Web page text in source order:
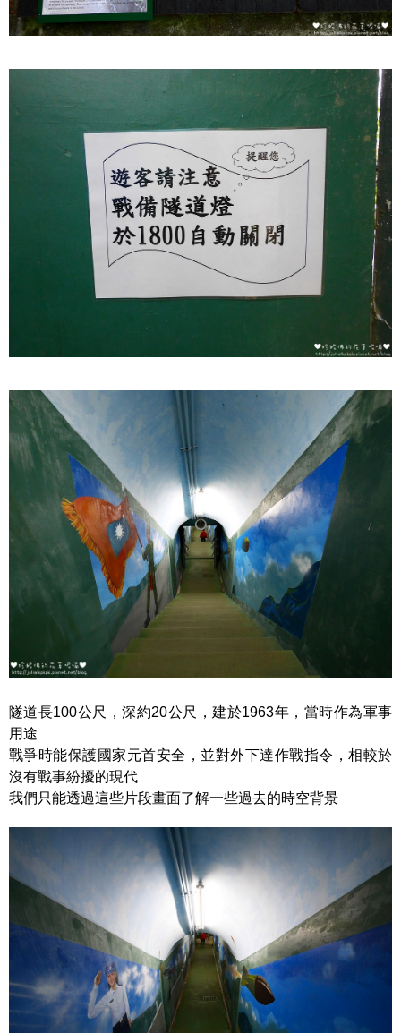
隧道長100公尺，深約20公尺，建於1963年，當時作為軍事
用途
戰爭時能保護國家元首安全，並對外下達作戰指令，相較於
沒有戰事紛擾的現代
我們只能透過這些片段畫面了解一些過去的時空背景